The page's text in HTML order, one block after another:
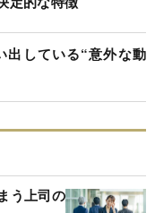
出している“意外な動
う上司の